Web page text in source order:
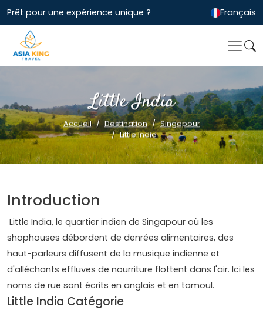
Prêt pour une expérience unique ? Français
Little India
Accueil Destination
Singapour
Little India
Introduction
Little India, le quartier indien de Singapour où les
shophouses débordent de denrées alimentaires, des
haut-parleurs diffusent de la musique indienne et
d'alléchants effluves de nourriture flottent dans l'air. Ici les
noms de rue sont écrits en anglais et en tamoul.
Little India Catégorie